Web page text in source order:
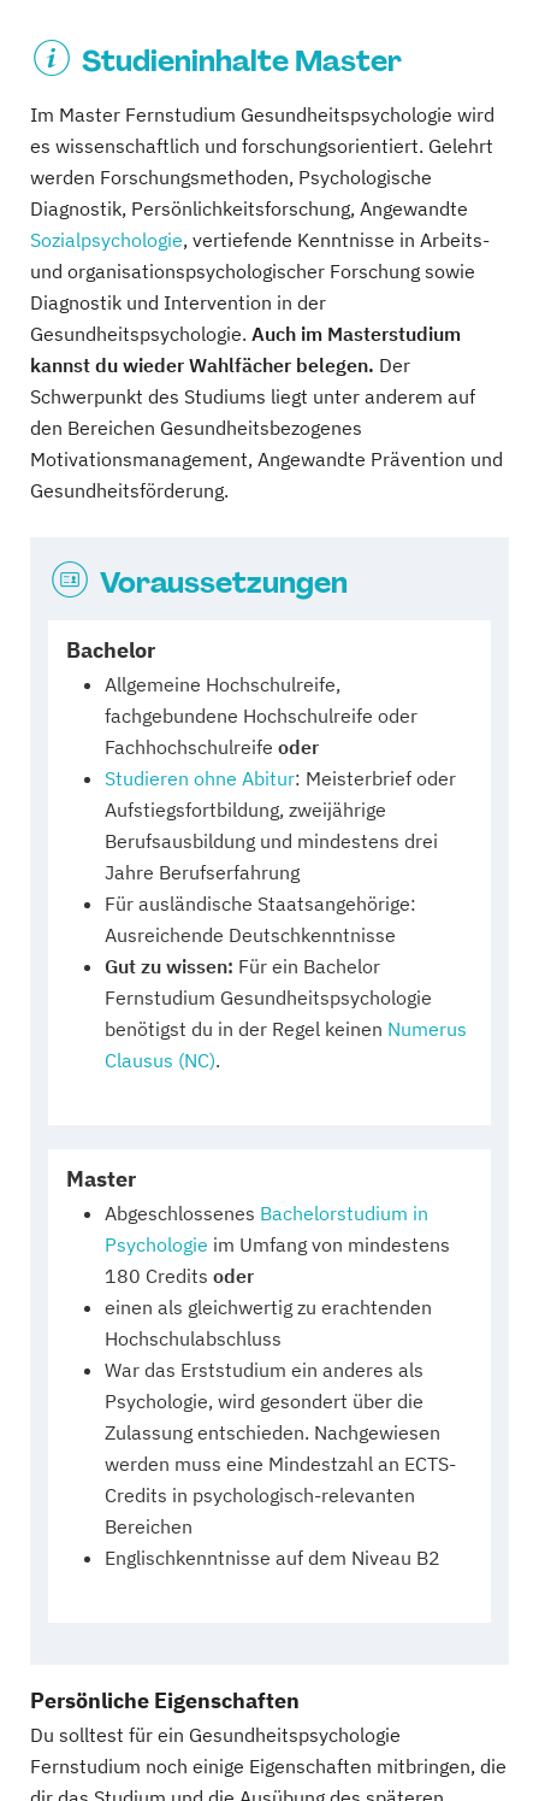
Studieninhalte Master
Im Master Fernstudium Gesundheitspsychologie wird
es wissenschaftlich und forschungsorientiert. Gelehrt
werden Forschungsmethoden, Psychologische
Diagnostik, Persönlichkeitsforschung, Angewandte
Sozialpsychologie, vertiefende Kenntnisse in Arbeits-
und organisationspsychologischer Forschung sowie
Diagnostik und Intervention in der
Gesundheitspsychologie. Auch im Masterstudium
kannst du wieder Wahlfächer belegen. Der
Schwerpunkt des Studiums liegt unter anderem auf
den Bereichen Gesundheitsbezogenes
Motivationsmanagement, Angewandte Prävention und
Gesundheitsförderung.
Voraussetzungen
Bachelor
Allgemeine Hochschulreife,
fachgebundene Hochschulreife oder
Fachhochschulreife oder
Studieren ohne Abitur: Meisterbrief oder
Aufstiegsfortbildung, zweijährige
Berufsausbildung und mindestens drei
Jahre Berufserfahrung
Für ausländische Staatsangehörige:
Ausreichende Deutschkenntnisse
Gut zu wissen: Für ein Bachelor
Fernstudium Gesundheitspsychologie
benötigst du in der Regel keinen Numerus
Clausus (NC).
Master
Abgeschlossenes Bachelorstudium in
Psychologie im Umfang von mindestens
180 Credits oder
einen als gleichwertig zu erachtenden
Hochschulabschluss
War das Erststudium ein anderes als
Psychologie, wird gesondert über die
Zulassung entschieden. Nachgewiesen
werden muss eine Mindestzahl an ECTS-
Credits in psychologisch-relevanten
Bereichen
Englischkenntnisse auf dem Niveau B2
Persönliche Eigenschaften
Du solltest für ein Gesundheitspsychologie
Fernstudium noch einige Eigenschaften mitbringen, die